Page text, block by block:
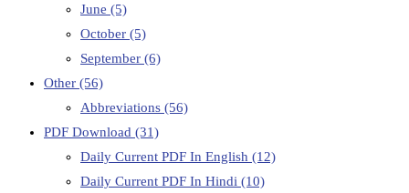
June (5)
October (5)
September (6)
Other (56)
Abbreviations (56)
PDF Download (31)
Daily Current PDF In English (12)
Daily Current PDF In Hindi (10)